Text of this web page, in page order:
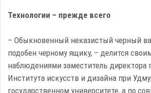
Технологии – прежде всего
– Обыкновенный неказистый черный
подобен черному ящику, – делится
наблюдениями заместитель директора
Института искусств и дизайна при
государственном университете, а по